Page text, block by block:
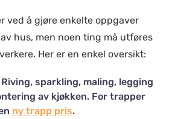
ved å gjøre enkelte oppgaver
hus, men noen ting må utføres
Her er en enkel oversikt:
Riving, sparkling, maling, legging
av kjøkken. For trapper
ny trapp pris.